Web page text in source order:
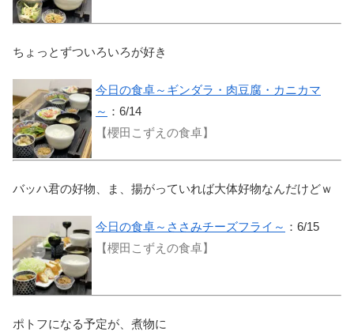
ちょっとずついろいろが好き
今日の食卓～ギンダラ・肉豆腐・カニカマ
～ ：6/14
【櫻田こずえの食卓】
バッハ君の好物、ま、揚がっていれば大体好物なんだけどｗ
今日の食卓～ささみチーズフライ～ ：6/15
【櫻田こずえの食卓】
ポトフになる予定が、煮物に